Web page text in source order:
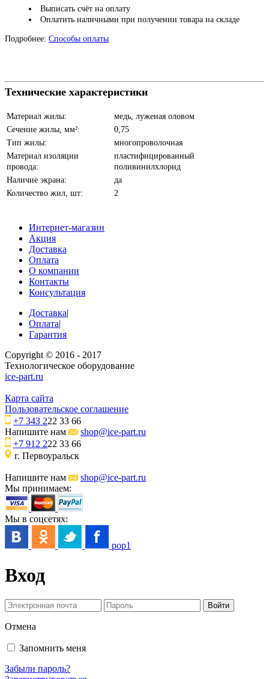
Выписать счёт на оплату
Оплатить наличными при получении товара на складе
Подробнее: Способы оплаты
Технические характеристики
Материал жилы:
медь, луженая оловом
Сечение жилы, мм²:
0,75
Тип жилы:
многопроволочная
Материал изоляции
провода:
пластифицированный
поливинилхлорид
Наличие экрана:
да
Количество жил, шт:
2
Интернет-магазин
Акция
Доставка
Оплата
О компании
Контакты
Консультация
Доставка|
Оплата|
Гарантия
Copyright © 2016 - 2017
Технологическое оборудование
ice-part.ru
Карта сайта
Пользовательское соглашение
+7 343 222 33 66
Напишите нам
shop@ice-part.ru
+7 912 222 33 66
г. Первоуральск
Напишите нам
shop@ice-part.ru
Мы принимаем:
Мы в соцсетях:
pop1
Вход
Отмена
Запомнить меня
Забыли пароль?